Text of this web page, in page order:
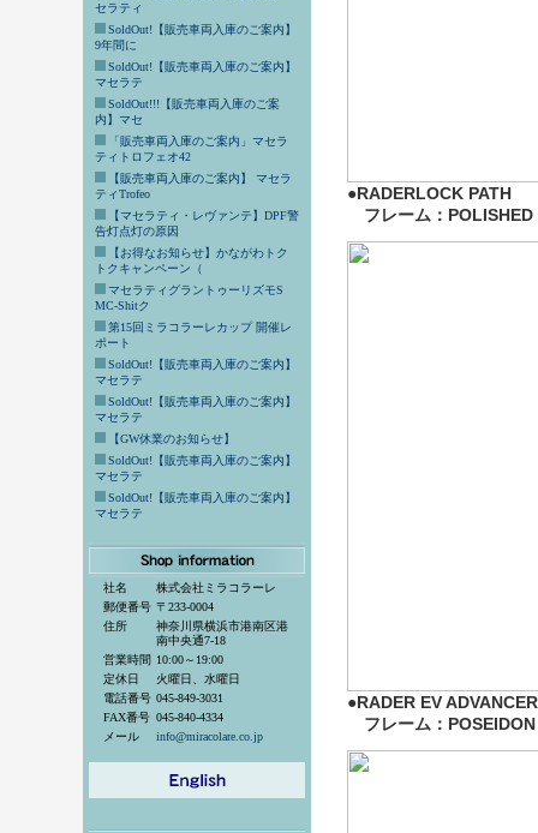
セラティ
SoldOut!【販売車両入庫のご案内】
9年間に
SoldOut!【販売車両入庫のご案内】
マセラテ
SoldOut!!!【販売車両入庫のご案
内】マセ
「販売車両入庫のご案内」マセラ
ティトロフェオ42
【販売車両入庫のご案内】 マセラ
ティTrofeo
【マセラティ・レヴァンテ】DPF警
告灯点灯の原因
【お得なお知らせ】かながわトク
トクキャンペーン（
マセラティグラントゥーリズモS
MC-Shitク
第15回ミラコラーレカップ 開催レ
ポート
SoldOut!【販売車両入庫のご案内】
マセラテ
SoldOut!【販売車両入庫のご案内】
マセラテ
【GW休業のお知らせ】
SoldOut!【販売車両入庫のご案内】
マセラテ
SoldOut!【販売車両入庫のご案内】
マセラテ
社名
株式会社ミラコラーレ
郵便番号 〒233-0004
住所
神奈川県横浜市港南区港
南中央通7-18
営業時間 10:00～19:00
定休日
火曜日、水曜日
電話番号 045-849-3031
FAX番号 045-840-4334
メール
info@miracolare.co.jp
●RADERLOCK PATH
フレーム：
●RADER EV ADVANCER
フレーム：POSEIDON